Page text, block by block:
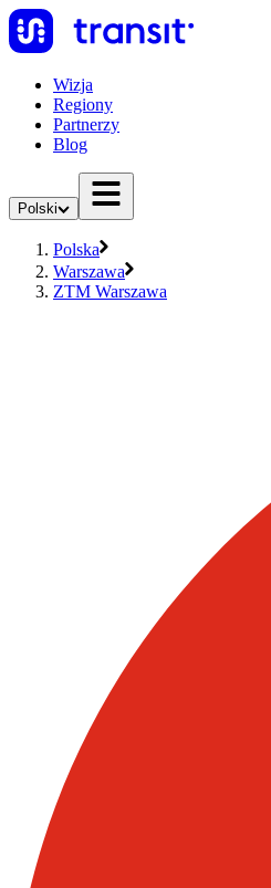
Wizja
Regiony
Partnerzy
Blog
Polski
Polska
Warszawa
ZTM Warszawa